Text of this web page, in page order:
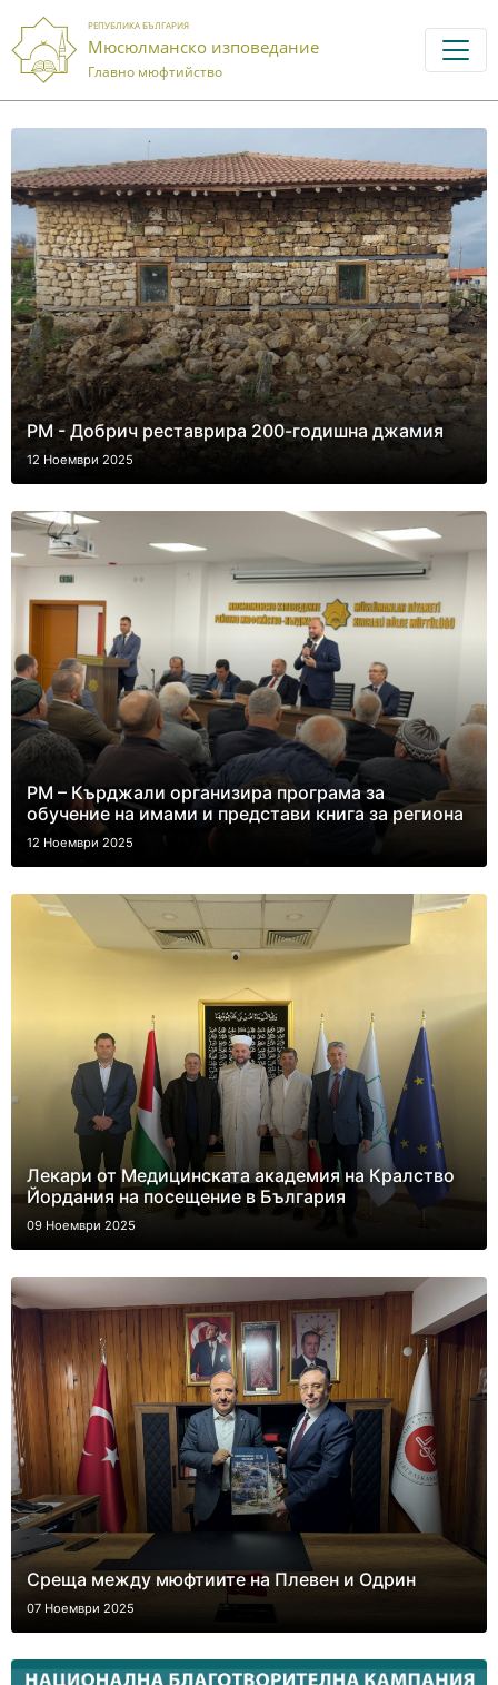
РЕПУБЛИКА БЪЛГАРИЯ
Мюсюлманско изповедание
Главно мюфтийство
РМ - Добрич реставрира 200-годишна джамия
12 Ноември 2025
РМ – Кърджали организира програма за
обучение на имами и представи книга за региона
12 Ноември 2025
Лекари от Медицинската академия на Кралство
Йордания на посещение в България
09 Ноември 2025
Среща между мюфтиите на Плевен и Одрин
07 Ноември 2025